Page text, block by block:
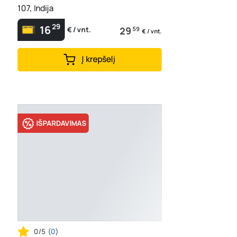
107, Indija
1629 € / vnt. 29 59 € / vnt.
Į krepšelį
IŠPARDAVIMAS
0/5 (0)